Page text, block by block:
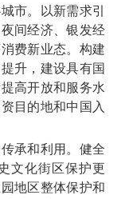
。以新需求引
间经济、银发经
费新业态。构建
升，建设具有国
高开放和服务水
目的地和中国入
承和利用。健全
文化街区保护更
地区整体保护和